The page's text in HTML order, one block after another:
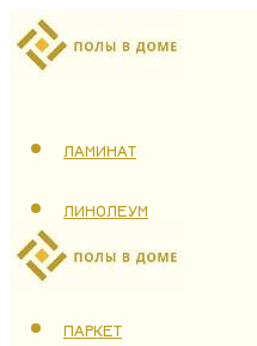
ЛАМИНАТ
ЛИНОЛЕУМ
ТЕПЛЫЙ ПОЛ
ПАРКЕТ